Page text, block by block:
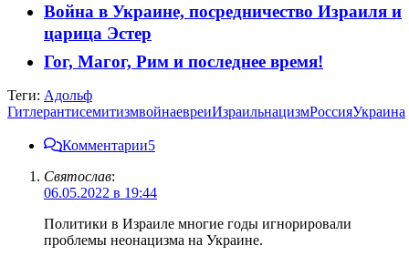
Война в Украине, посредничество Израиля и
царица Эстер
Гог, Магог, Рим и последнее время!
Теги: Адольф
ГитлерантисемитизмвойнаевреиИзраильнацизмРоссияУкраина
Комментарии5
Святослав:
06.05.2022 в 19:44
Политики в Израиле многие годы игнорировали
проблемы неонацизма на Украине.